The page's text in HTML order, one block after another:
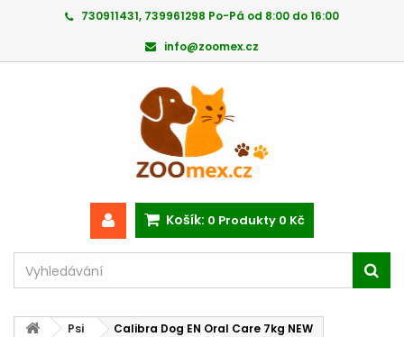
730911431, 739961298 Po-Pá od 8:00 do 16:00
info@zoomex.cz
Košík: 0 Produkty 0 Kč
Psi Calibra Dog EN Oral Care 7kg NEW